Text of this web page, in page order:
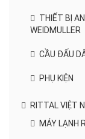
THIẾT BỊ
WEIDMULLER
CẦU ĐẤU
PHỤ KIỆN
RITTAL VIỆT
MÁY LẠNH